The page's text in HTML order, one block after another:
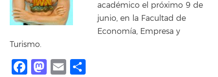
académico el próximo 9 de
junio, en la Facultad de
Economía, Empresa y
Turismo.
Facebook
Mastodon
Email